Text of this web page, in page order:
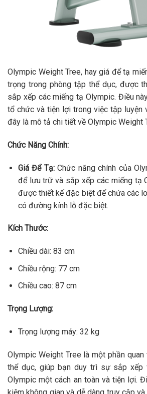
Olympic Weight Tree, hay giá để tạ
trọng trong phòng tập thể dục, được
sắp xếp các miếng tạ Olympic. Điều
tổ chức và tiện lợi trong việc tập luyện
đây là mô tả chi tiết về Olympic Weight
Chức Năng Chính:
Giá Để Tạ:Chức năng chính của
để lưu trữ và sắp xếp các miếng tạ
được thiết kế đặc biệt để chứa các
có đường kính lỗ đặc biệt.
Kích Thước:
Chiều dài: 83 cm
Chiều rộng: 77 cm
Chiều cao: 87 cm
Trọng Lượng:
Trọng lượng máy: 32 kg
Olympic Weight Tree là một phần
thể dục, giúp bạn duy trì sự sắp xếp
Olympic một cách an toàn và tiện lợi.